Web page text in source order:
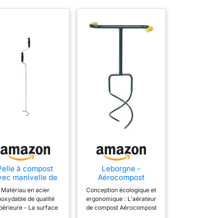
à compost
manivelle de
et outil de
mélange pour
conteneurs à
extérieurs,
Matériau en acier
de qualité
- La surface
Leborgne -
Aérocompost
Naturovert -
Aérateur de
Compost Écologique
et Ergonomique -
Conception écologique et
ergonomique : L'aérateur
de compost Aérocompost